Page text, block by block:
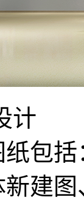
计
包
建